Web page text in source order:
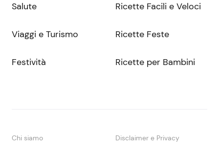
Salute
Viaggi e Turismo
Festività
Ricette Facili e Veloci
Ricette Feste
Ricette per Bambini
Chi siamo Disclaimer e Privacy